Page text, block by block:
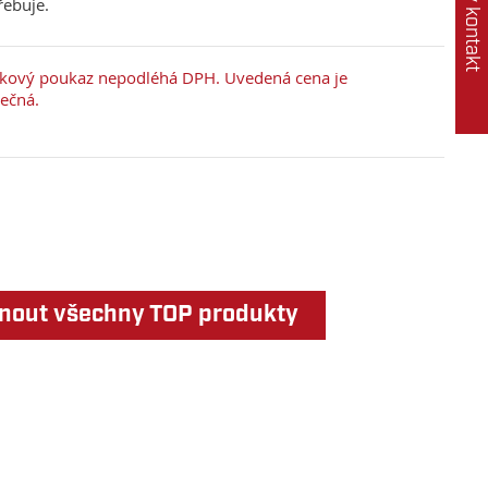
poukaz nepodléhá DPH. Uvedená cena je
všechny TOP produkty